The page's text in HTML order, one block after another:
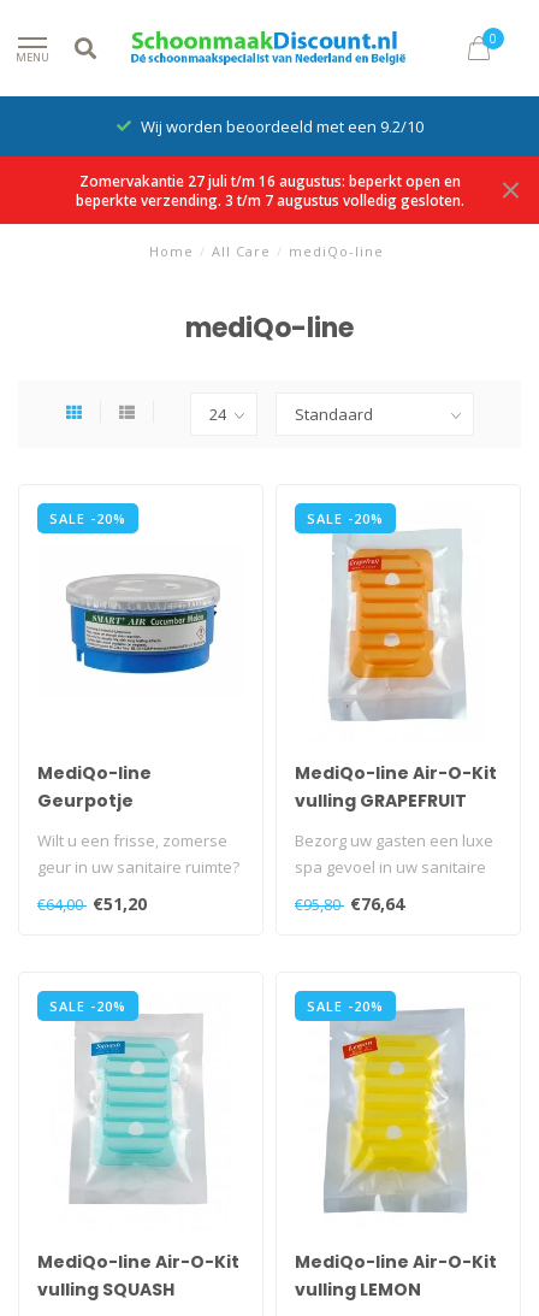
MENU
0
Wij worden beoordeeld met een 9.2/10
Zomervakantie 27 juli t/m 16 augustus: beperkt open en
beperkte verzending. 3 t/m 7 augustus volledig gesloten.
Home / All Care / mediQo-line
mediQo-line
SALE -20%
MediQo-line
Geurpotje
Cucumber-Melon - 10
stuks
Wilt u een frisse, zomerse
geur in uw sanitaire ruimte?
Dan is het geurpotje kom..
€64,00 €51,20
SALE -20%
MediQo-line Air-O-Kit
vulling GRAPEFRUIT
Bezorg uw gasten een luxe
spa gevoel in uw sanitaire
ruimten...
€95,80 €76,64
SALE -20%
MediQo-line Air-O-Kit
vulling SQUASH
SALE -20%
MediQo-line Air-O-Kit
vulling LEMON